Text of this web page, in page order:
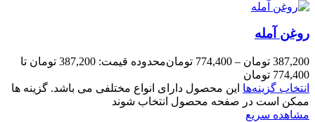
روغن آمله
387,200 تومان –
774,400 تومان
محدوده قیمت: 387,200 تومان تا
774,400 تومان
انتخاب گزینه‌ها این محصول دارای انواع مختلفی می باشد. گزینه ها
ممکن است در صفحه محصول انتخاب شوند
مشاهده سریع